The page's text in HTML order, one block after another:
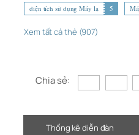
diện tích sử dụng Máy lạ
5
Xem tất cả thẻ (907)
Chia sẻ:
Thống kê diễn đàn